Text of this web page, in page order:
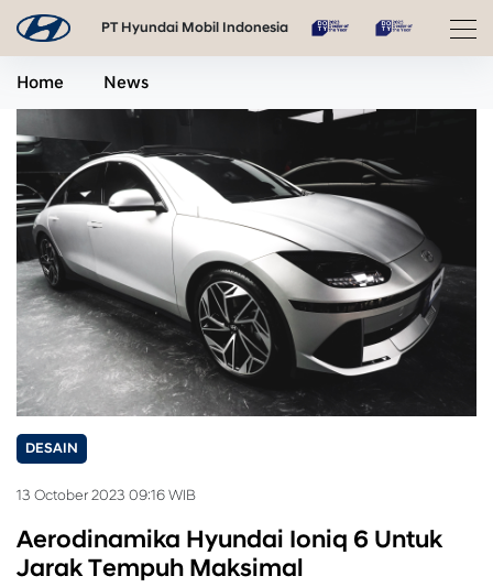
PT Hyundai Mobil Indonesia
Home News
DESAIN
13 October 2023 09:16 WIB
Aerodinamika Hyundai Ioniq 6 Untuk
Jarak Tempuh Maksimal